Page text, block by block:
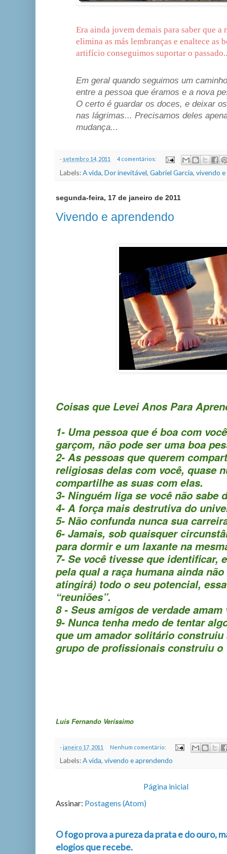
Era ainda jovem demais para saber que a
elimina as más lembranças e enaltece as
artifício conseguimos suportar o
Em geral quando seguimos um
entre a pessoa que éramos e a nova
O certo é guardar os doces, e deixar
nas lágrimas... Precisamos deles
mudança...
- setembro 14, 2011 4 comentários:
Labels:A vida, Dor inevitável, Gabriel Garcia, vivendo
segunda-feira, 17 de janeiro de 2011
Vivendo e aprendendo
Coisas que Levei Anos Para
1- Uma pessoa que é boa com
garçom, não pode ser uma boa
2- As pessoas que querem
religiosas delas com você, quase
compartilhe as suas com elas.
3- Ninguém liga se você não sabe
4- A força mais destrutiva do
5- Não confunda nunca sua
6- Jamais, sob quaisquer
para dormir e um laxante na
7- Se você tivesse que identificar,
pela qual a raça humana ainda
atingirá) todo o seu potencial,
“reuniões”.
8 - Seus amigos de verdade
9- Nunca tenha medo de tentar
que um amador solitário construiu
grupo de profissionais construiu o
Luís Fernando Veríssimo
-janeiro 17, 2011 Nenhum comentário:
Labels:A vida, vivendo e aprendendo
Página inicial
Assinar: Postagens (Atom)
O fogo prova a pureza da prata e do ouro,
elogios que recebe.